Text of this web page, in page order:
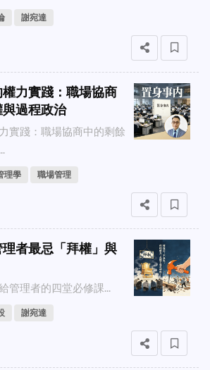
謝宛達
力實踐：職場協商
過程政治
實踐：職場協商中的剩餘
理學 職場管理
者最忌「拜權」與
管理者的四堂必修課...
謝宛達